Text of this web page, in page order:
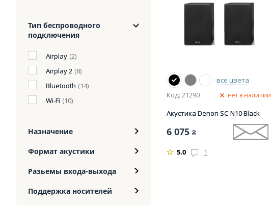
Тип беспроводного
подключения
Airplay (2)
Airplay 2 (8)
Bluetooth (14)
Wi-Fi (10)
Назначение
Формат акустики
Разьемы входа-выхода
Поддержка носителей
все цвета
Код: 21290
нет в наличии
Акустика Denon SC-N10 Black
6 075 ₴
5.0 1